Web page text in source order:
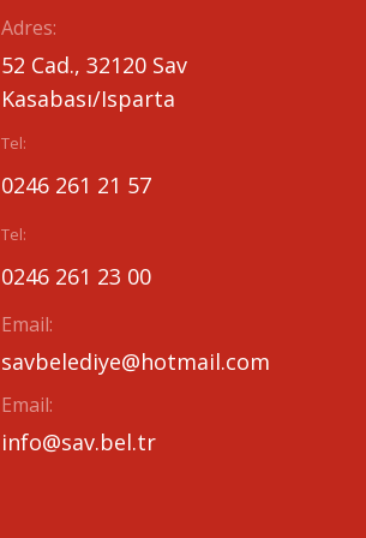
Adres:
52 Cad., 32120 Sav
Kasabası/Isparta
Tel:
0246 261 21 57
Tel:
0246 261 23 00
Email:
savbelediye@hotmail.com
Email:
info@sav.bel.tr